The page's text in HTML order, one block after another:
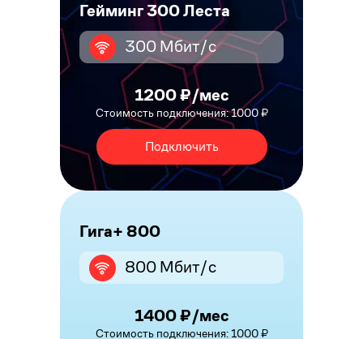
Гейминг 300 Леста
300 Мбит/с
1200 ₽/мес
Стоимость подключения: 1000 ₽
Подключить
Гига+ 800
800 Мбит/с
1400 ₽/мес
Стоимость подключения: 1000 ₽